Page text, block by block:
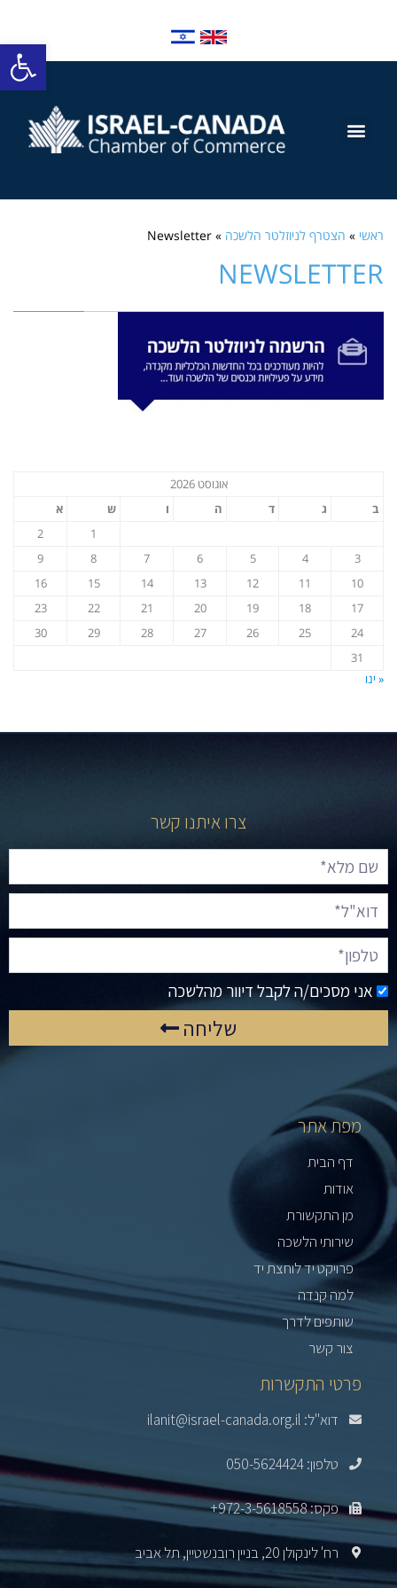
פתח
ראשי » הצטרף לניוזלטר הלשכה »
Newsletter
NEWSLETTER
אוגוסט 2026
ב
ג ד ה ו ש
א
1
2
3
4
5
6
7
8
9
10
11
12
13
14
15
16
17
18
19
20
21
22
23
24
25
26
27
28
29
30
31
« ינו
צרו איתנו קשר
אני מסכים/ה לקבל דיוור מהלשכה
שליחה
מפת אתר
דף הבית
אודות
מן התקשורת
שירותי הלשכה
פרויקט יד לוחצת יד
למה קנדה
שותפים לדרך
צור קשר
פרטי התקשרות
דוא"ל: ilanit@israel-canada.org.il
טלפון: 050-5624424
פקס: 972-3-5618558+
רח' לינקולן 20, בניין רובנשטיין, תל אביב